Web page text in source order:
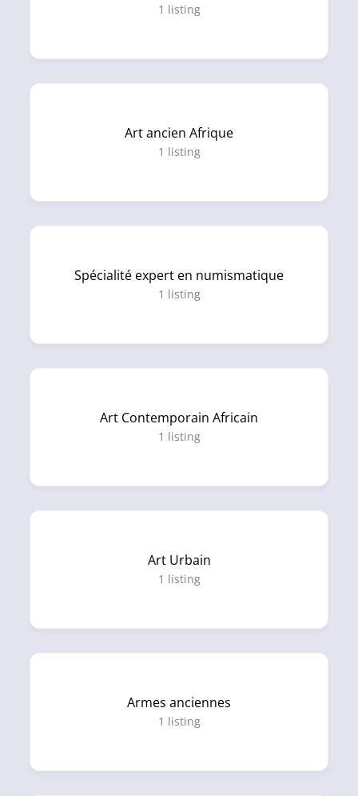
1 listing
Art ancien Afrique
1 listing
Spécialité expert en numismatique
1 listing
Art Contemporain Africain
1 listing
Art Urbain
1 listing
Armes anciennes
1 listing